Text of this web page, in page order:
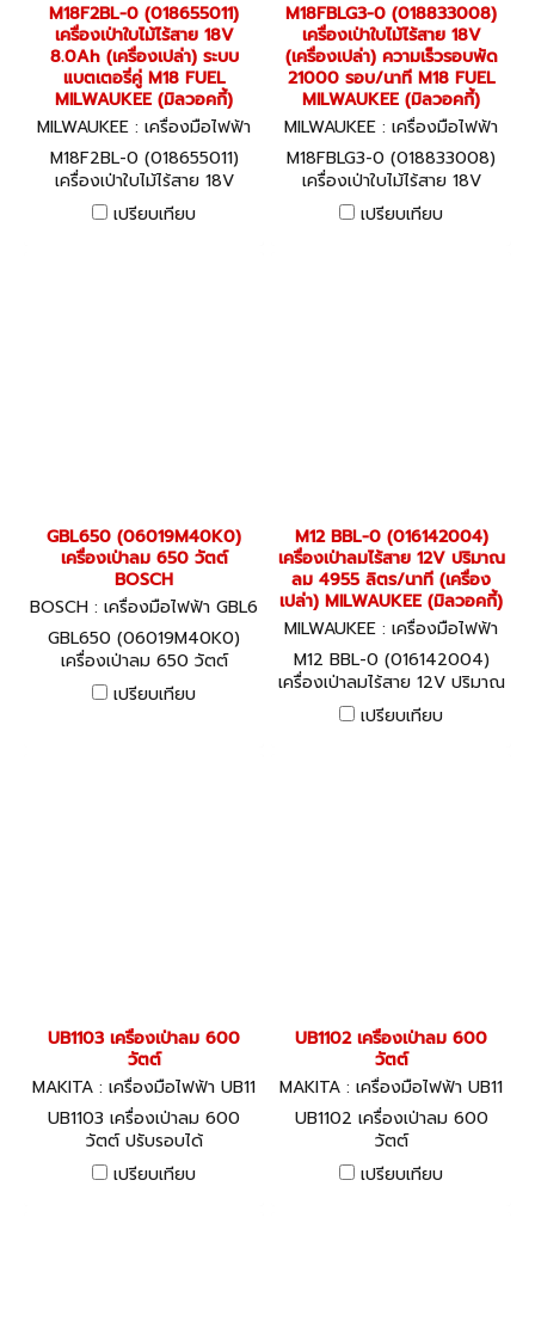
M18F2BL-0 (018655011)
เครื่องเป่าใบไม้ไร้สาย 18V
8.0Ah (เครื่องเปล่า) ระบบ
แบตเตอรี่คู่ M18 FUEL
MILWAUKEE (มิลวอคกี้)
MILWAUKEE : เครื่องมือไฟฟ้า
M18F2BL-0 (018655011)
M18F2BL-0 (018655011)
เครื่องเป่าใบไม้ไร้สาย 18V
8.0Ah (เครื่องเปล่า) ระบบ
แบตเตอรี่คู่ M18 FUEL
เปรียบเทียบ
M18FBLG3-0 (018833008)
เครื่องเป่าใบไม้ไร้สาย 18V
(เครื่องเปล่า) ความเร็วรอบพัด
21000 รอบ/นาที M18 FUEL
MILWAUKEE (มิลวอคกี้)
MILWAUKEE : เครื่องมือไฟฟ้า
M18FBLG3-0 (018833008)
M18FBLG3-0 (018833008)
เครื่องเป่าใบไม้ไร้สาย 18V
(เครื่องเปล่า) ความเร็วรอบพัด
21000 รอบ/นาที M18 FUEL
เปรียบเทียบ
GBL650 (06019M40K0)
เครื่องเป่าลม 650 วัตต์
BOSCH
BOSCH : เครื่องมือไฟฟ้า GBL6
50 (06019M40K0)
GBL650 (06019M40K0)
เครื่องเป่าลม 650 วัตต์
BOSCH
เปรียบเทียบ
M12 BBL-0 (016142004)
เครื่องเป่าลมไร้สาย 12V ปริมาณ
ลม 4955 ลิตร/นาที (เครื่อง
เปล่า) MILWAUKEE (มิลวอคกี้)
MILWAUKEE : เครื่องมือไฟฟ้า
M12 BBL-0 (016142004)
M12 BBL-0 (016142004)
เครื่องเป่าลมไร้สาย 12V ปริมาณ
ลม 4955 ลิตร/นาที (เครื่อง
เปล่า) MILWAUKEE (มิลวอคกี้)
เปรียบเทียบ
UB1103 เครื่องเป่าลม 600
วัตต์
MAKITA : เครื่องมือไฟฟ้า UB11
03
UB1103 เครื่องเป่าลม 600
วัตต์ ปรับรอบได้
เปรียบเทียบ
UB1102 เครื่องเป่าลม 600
วัตต์
MAKITA : เครื่องมือไฟฟ้า UB11
02
UB1102 เครื่องเป่าลม 600
วัตต์
เปรียบเทียบ